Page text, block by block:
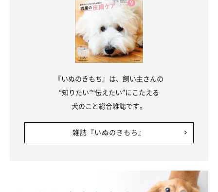
『いぬのきもち』は、飼い主さんの
“知りたい”“伝えたい”にこたえる
犬のこと総合雑誌です。
雑誌『いぬのきもち』